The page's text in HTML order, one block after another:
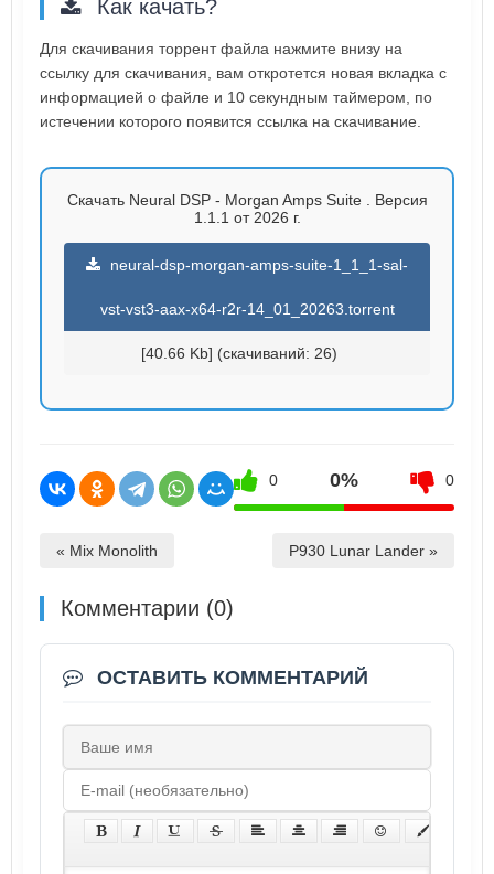
Как качать?
Для скачивания торрент файла нажмите внизу на
ссылку для скачивания, вам откротется новая вкладка с
информацией о файле и 10 секундным таймером, по
истечении которого появится ссылка на скачивание.
Скачать Neural DSP - Morgan Amps Suite . Версия
1.1.1 от 2026 г.
neural-dsp-morgan-amps-suite-1_1_1-sal-
vst-vst3-aax-x64-r2r-14_01_20263.torrent
[40.66 Kb] (cкачиваний: 26)
0 0% 0
« Mix Monolith P930 Lunar Lander »
Комментарии (0)
ОСТАВИТЬ КОММЕНТАРИЙ